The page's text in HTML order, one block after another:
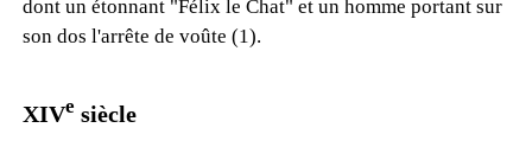
dont un étonnant "Félix le Chat" et un homme portant sur
son dos l'arrête de voûte (1).
XIVe siècle